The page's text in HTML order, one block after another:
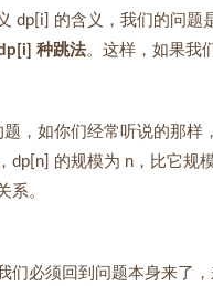
dp[i] 的含义，我们的问
种跳法。这样，如果我
，如你们经常听说的那样
dp[n] 的规模为 n，比它
系。
们必须回到问题本身来了